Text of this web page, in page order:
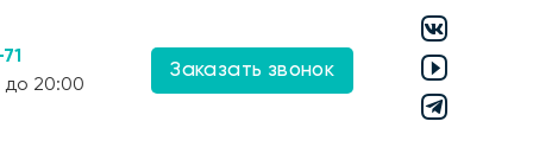
до 20:00
Заказать звонок